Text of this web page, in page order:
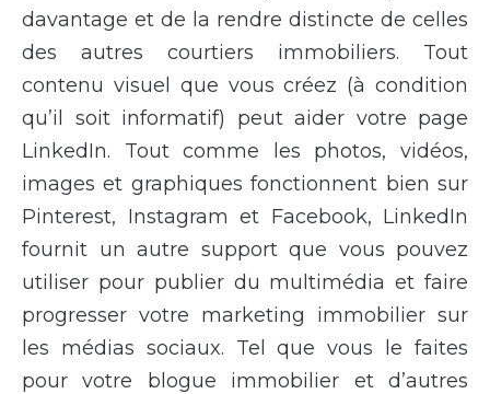
davantage et de la rendre distincte de celles
des autres courtiers immobiliers. Tout
contenu visuel que vous créez (à condition
qu’il soit informatif) peut aider votre page
LinkedIn. Tout comme les photos, vidéos,
images et graphiques fonctionnent bien sur
Pinterest, Instagram et Facebook, LinkedIn
fournit un autre support que vous pouvez
utiliser pour publier du multimédia et faire
progresser votre marketing immobilier sur
les médias sociaux. Tel que vous le faites
pour votre blogue immobilier et d’autres